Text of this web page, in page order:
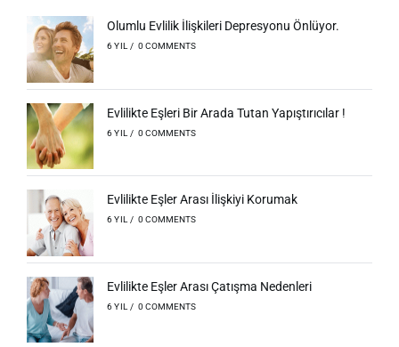
Olumlu Evlilik İlişkileri Depresyonu Önlüyor.
6 YIL / 0 COMMENTS
Evlilikte Eşleri Bir Arada Tutan Yapıştırıcılar !
6 YIL / 0 COMMENTS
Evlilikte Eşler Arası İlişkiyi Korumak
6 YIL / 0 COMMENTS
Evlilikte Eşler Arası Çatışma Nedenleri
6 YIL / 0 COMMENTS